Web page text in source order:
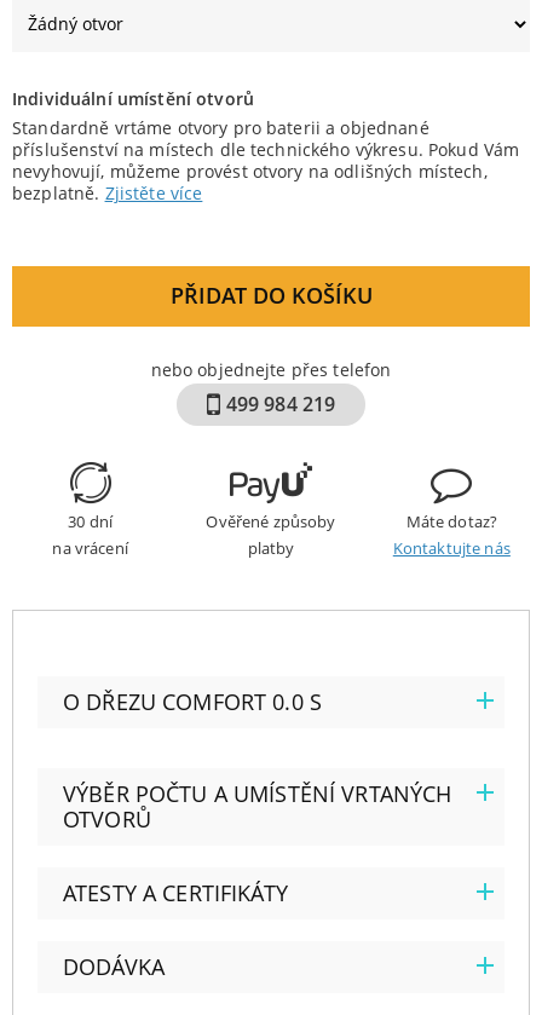
Individuální umístění otvorů
Standardně vrtáme otvory pro baterii a objednané
příslušenství na místech dle technického výkresu. Pokud Vám
nevyhovují, můžeme provést otvory na odlišných místech,
bezplatně. Zjistěte více
PŘIDAT DO KOŠÍKU
nebo objednejte přes telefon
499 984 219
30 dní
na vrácení
Ověřené způsoby
platby
Máte dotaz?
Kontaktujte nás
O DŘEZU COMFORT 0.0 S
VÝBĚR POČTU A UMÍSTĚNÍ VRTANÝCH
OTVORŮ
ATESTY A CERTIFIKÁTY
DODÁVKA